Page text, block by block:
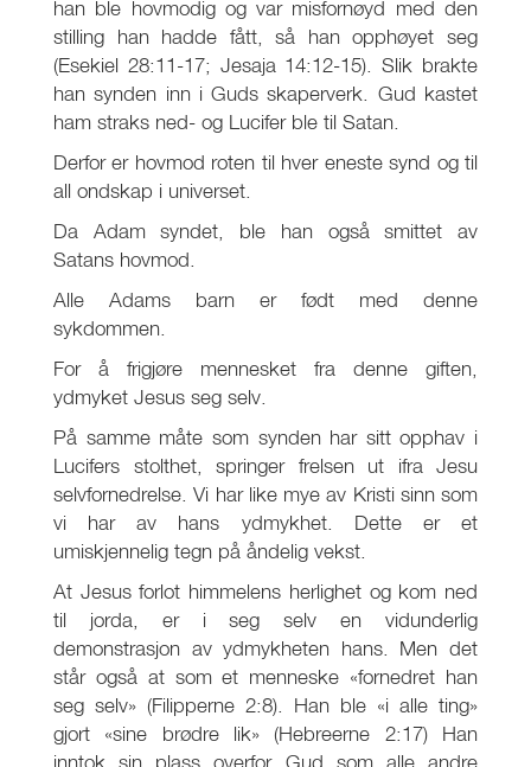
han ble hovmodig og var misfornøyd med den
stilling han hadde fått, så han opphøyet seg
(Esekiel 28:11-17; Jesaja 14:12-15). Slik brakte
han synden inn i Guds skaperverk. Gud kastet
ham straks ned- og Lucifer ble til Satan.
Derfor er hovmod roten til hver eneste synd og til
all ondskap i universet.
Da Adam syndet, ble han også smittet av
Satans hovmod.
Alle Adams barn er født med denne
sykdommen.
For å frigjøre mennesket fra denne giften,
ydmyket Jesus seg selv.
På samme måte som synden har sitt opphav i
Lucifers stolthet, springer frelsen ut ifra Jesu
selvfornedrelse. Vi har like mye av Kristi sinn som
vi har av hans ydmykhet. Dette er et
umiskjennelig tegn på åndelig vekst.
At Jesus forlot himmelens herlighet og kom ned
til jorda, er i seg selv en vidunderlig
demonstrasjon av ydmykheten hans. Men det
står også at som et menneske «fornedret han
seg selv» (Filipperne 2:8). Han ble «i alle ting»
gjort «sine brødre lik» (Hebreerne 2:17) Han
inntok sin plass overfor Gud som alle andre